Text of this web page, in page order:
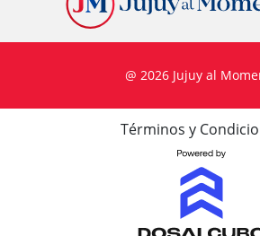
@ 2026 Jujuy al
Términos y